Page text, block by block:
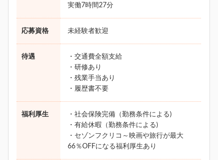
実働7時間27分
応募資格 未経験者歓迎
待遇
・交通費全額支給
・研修あり
・残業手当あり
・履歴書不要
福利厚生
・社会保険完備（勤務条件による)
・有給休暇（勤務条件による)
・セゾンフクリコ～映画や旅行が最大
66％OFFになる福利厚生あり